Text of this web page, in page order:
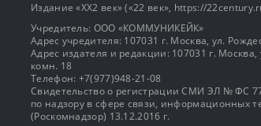
Издание «XX2 век» («22 век», https://
Учредитель: OOO «КОММУНИКЕЙК»
Адрес учредителя: 107031 г. Москва, ул.
Адрес издателя и редакции: 107031 г. Москва,
комн. 18
Телефон: +7(977)948-21-08
Свидетельство о регистрации СМИ ЭЛ № ФС
по надзору в сфере связи, информационных
(Роскомнадзор) 13.12.2016 г.